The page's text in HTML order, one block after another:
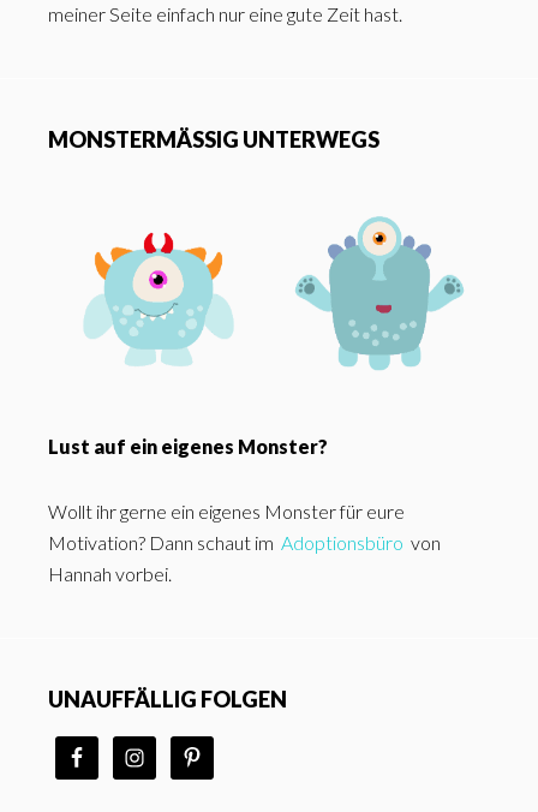
meiner Seite einfach nur eine gute Zeit hast.
MONSTERMÄSSIG UNTERWEGS
Lust auf ein eigenes Monster?
Wollt ihr gerne ein eigenes Monster für eure
Motivation? Dann schaut im Adoptionsbüro von
Hannah vorbei.
UNAUFFÄLLIG FOLGEN